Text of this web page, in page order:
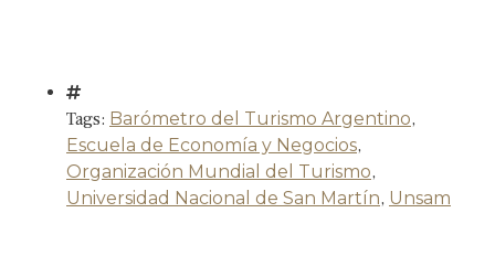
Tags: Barómetro del Turismo Argentino,
Escuela de Economía y Negocios,
Organización Mundial del Turismo,
Universidad Nacional de San Martín, Unsam